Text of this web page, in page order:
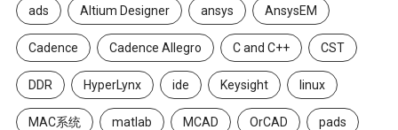
ads Altium Designer ansys AnsysEM
Cadence Cadence Allegro C and C++ CST
DDR HyperLynx ide Keysight linux
MAC系统 matlab MCAD OrCAD pads